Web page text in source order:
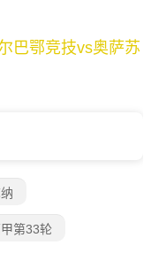
巴鄂竞技vs奥萨苏
第33轮